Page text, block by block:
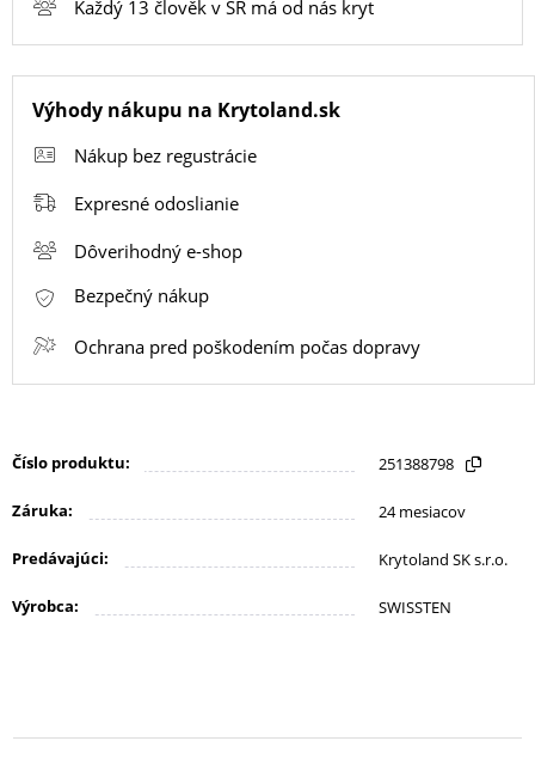
SMART
HODINKY
A
PRÍSLUŠENSTVO
TV,
AUDIO-
VIDEO
MALÉ
KANCELÁRIA
ŽIVOTNÝ
Každý 13 člověk v SR má od nás kryt
Výhody nákupu na Krytoland.sk
Nákup bez regustrácie
Expresné odoslianie
Dôverihodný e-shop
Bezpečný nákup
Ochrana pred poškodením počas dopravy
Číslo produktu: 251388798
Záruka: 24 mesiacov
Predávajúci: Krytoland SK s.r.o.
Výrobca: SWISSTEN